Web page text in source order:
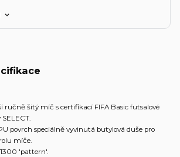
ručně šitý míč s certifikací FIFA Basic futsalové
povrch speciálně vyvinutá butylová duše pro
míče.
'pattern'.